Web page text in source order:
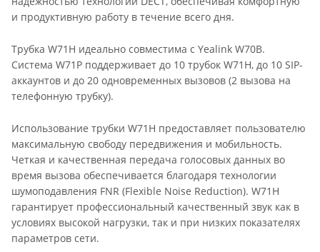
и продуктивную работу в течение всего дня.
Трубка W71H идеально совместима с Yealink W70B.
Система W71P поддерживает до 10 трубок W71H, до 10 SIP-
аккаунтов и до 20 одновременных вызовов (2 вызова на
телефонную трубку).
Использование трубки W71H предоставляет пользователю
максимальную свободу передвижения и мобильность.
Четкая и качественная передача голосовых данных во
время вызова обеспечивается благодаря технологии
шумоподавления FNR (Flexible Noise Reduction). W71H
гарантирует профессиональный качественный звук как в
условиях высокой нагрузки, так и при низких показателях
параметров сети.